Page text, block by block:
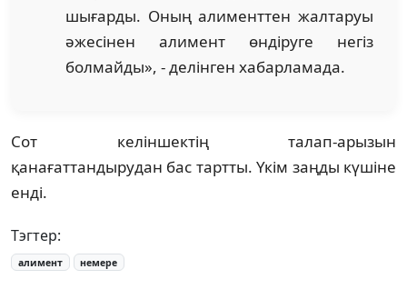
шығарды. Оның алименттен жалтаруы
әжесінен алимент өндіруге негіз
болмайды», - делінген хабарламада.
Сот келіншектің талап-арызын
қанағаттандырудан бас тартты. Үкім заңды күшіне
енді.
Тэгтер:
алимент немере